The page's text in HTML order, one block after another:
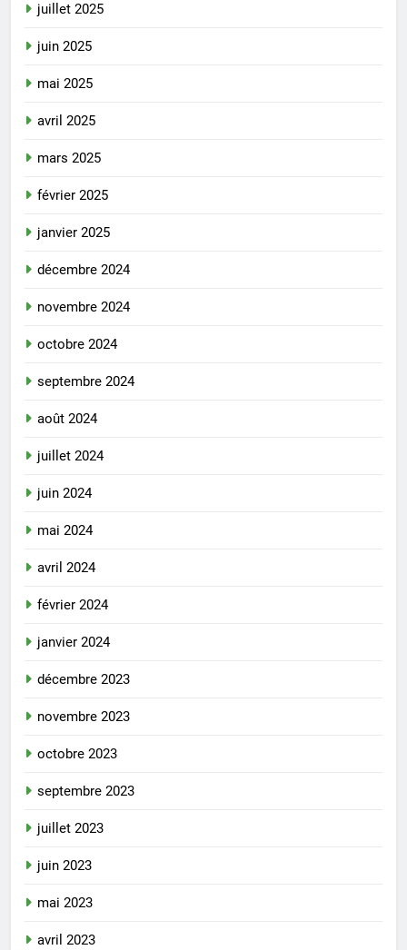
juillet 2025
juin 2025
mai 2025
avril 2025
mars 2025
février 2025
janvier 2025
décembre 2024
novembre 2024
octobre 2024
septembre 2024
août 2024
juillet 2024
juin 2024
mai 2024
avril 2024
février 2024
janvier 2024
décembre 2023
novembre 2023
octobre 2023
septembre 2023
juillet 2023
juin 2023
mai 2023
avril 2023